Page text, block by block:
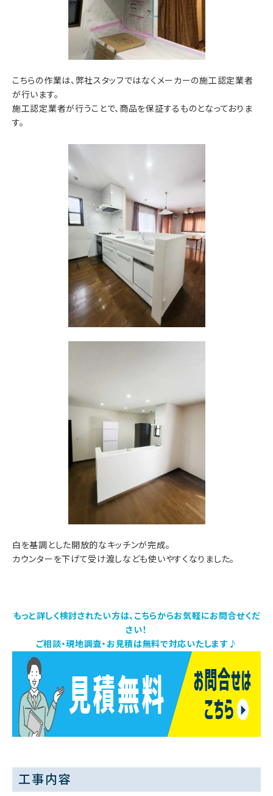
こちらの作業は、弊社スタッフではなくメーカーの施工認定業者
が行います。
施工認定業者が行うことで、商品を保証するものとなっておりま
す。
白を基調とした開放的なキッチンが完成。
カウンターを下げて受け渡しなども使いやすくなりました。
もっと詳しく検討されたい方は、こちらからお気軽にお問合せくだ
さい！
ご相談・現地調査・お見積は無料で対応いたします♪
工事内容